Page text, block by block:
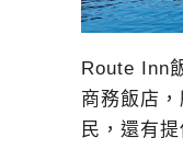
Route Inn
商務飯店
民，還有